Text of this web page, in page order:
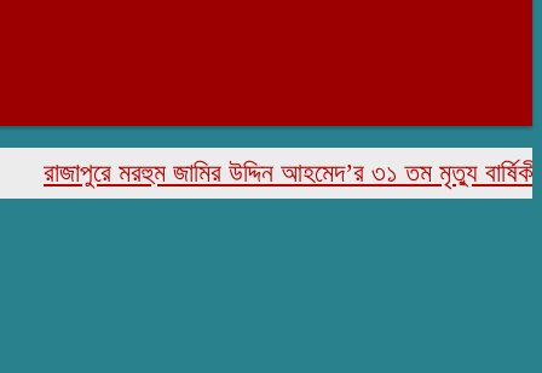
মরহুম জামির উদ্দিন আহমেদ’র ৩১ তম মৃত্যু বার্ষিকী পালিত